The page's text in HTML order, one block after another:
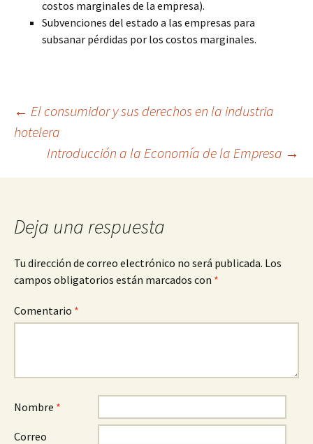
costos marginales de la empresa).
Subvenciones del estado a las empresas para
subsanar pérdidas por los costos marginales.
Navegación
← El consumidor y sus derechos en la industria
hotelera
Introducción a la Economía de la Empresa →
Deja una respuesta
Tu dirección de correo electrónico no será publicada. Los
campos obligatorios están marcados con *
Comentario *
Nombre *
Correo